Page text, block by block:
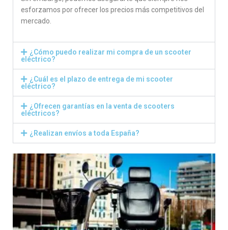
esforzamos por ofrecer los precios más competitivos del
mercado.
¿Cómo puedo realizar mi compra de un scooter
eléctrico?
¿Cuál es el plazo de entrega de mi scooter
eléctrico?
¿Ofrecen garantías en la venta de scooters
eléctricos?
¿Realizan envíos a toda España?